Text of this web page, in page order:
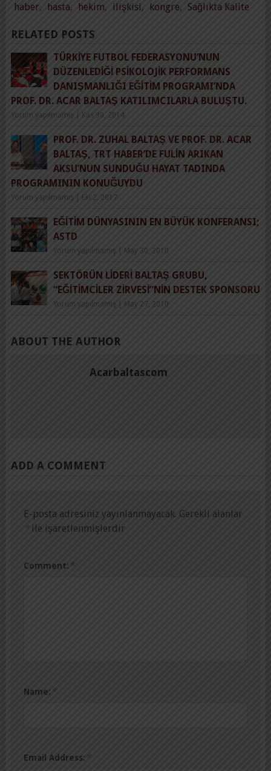
haber, hasta, hekim, ilişkisi, kongre, Sağlıkta Kalite
RELATED POSTS
TÜRKIYE FUTBOL FEDERASYONU’NUN
DÜZENLEDIĞI PSIKOLOJIK PERFORMANS
DANIŞMANLIĞI EĞITIM PROGRAMI’NDA
PROF. DR. ACAR BALTAŞ KATILIMCILARLA BULUŞTU.
Yorum yapılmamış Kas 30, 2014
PROF. DR. ZUHAL BALTAŞ VE PROF. DR. ACAR
BALTAŞ, TRT HABER’DE FULIN ARIKAN
AKSU’NUN SUNDUĞU HAYAT TADINDA
PROGRAMININ KONUĞUYDU
Yorum yapılmamış Eki 2, 2017
EĞITIM DÜNYASININ EN BÜYÜK KONFERANSI;
ASTD
Yorum yapılmamış May 30, 2010
SEKTÖRÜN LIDERI BALTAŞ GRUBU,
“EĞITIMCILER ZIRVESI”NIN DESTEK SPONSORU
Yorum yapılmamış May 27, 2010
ABOUT THE AUTHOR
Acarbaltascom
ADD A COMMENT
E-posta adresiniz yayınlanmayacak. Gerekli alanlar
* ile işaretlenmişlerdir
Comment: *
Name: *
Email Address: *